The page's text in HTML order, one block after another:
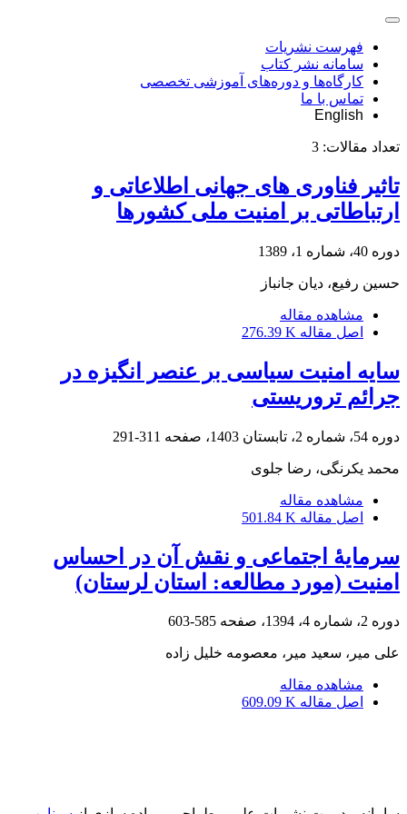
فهرست نشریات
سامانه نشر کتاب
کارگاه‌ها و دوره‌های آموزشی تخصصی
تماس با ما
English
تعداد مقالات: 3
تاثیر فناوری های جهانی اطلاعاتی و
ارتباطاتی بر امنیت ملی کشورها
دوره 40، شماره 1، 1389
حسین رفیع، دیان جانباز
مشاهده مقاله
اصل مقاله 276.39 K
سایه امنیت سیاسی بر عنصر انگیزه در
جرائم تروریستی
دوره 54، شماره 2، تابستان 1403، صفحه 311-291
محمد یکرنگی، رضا جلوی
مشاهده مقاله
اصل مقاله 501.84 K
سرمایۀ اجتماعی و نقش آن در احساس
امنیت (مورد مطالعه: استان لرستان)
دوره 2، شماره 4، 1394، صفحه 585-603
علی میر، سعید میر، معصومه خلیل زاده
مشاهده مقاله
اصل مقاله 609.09 K